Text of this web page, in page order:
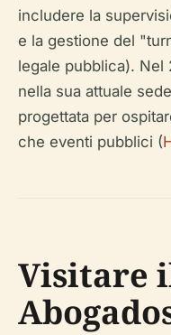
includere la
e la gestione del
legale pubblica). Nel
nella sua attuale
progettata per
che eventi pubblici (
Visitare